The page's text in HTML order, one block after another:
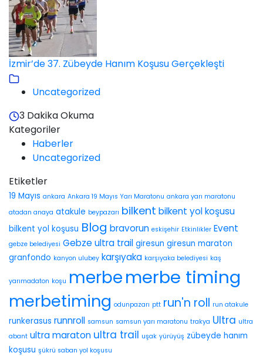
İzmir’de 37. Zübeyde Hanım Koşusu Gerçekleşti
Uncategorized
3 Dakika Okuma
Kategoriler
Haberler
Uncategorized
Etiketler
19 Mayıs ankara Ankara 19 Mayıs Yarı Maratonu ankara yarı maratonu
atadan anaya atakule beypazarı bilkent bilkent yol koşusu
bilkent yol koşusu Blog bravorun eskişehir Etkinlikler Event
gebze belediyesi Gebze ultra trail giresun giresun maraton
granfondo kanyon ulubey karşıyaka karşıyaka belediyesi kaş
yarımadaton koşu merbemerbe timing
merbetiming odunpazarı ptt run'n roll run atakule
runkerasus runnroll samsun samsun yarı maratonu trakya Ultra ultra
abant ultra maraton ultra trail uşak yürüyüş zübeyde hanım
koşusu şükrü saban yol koşusu